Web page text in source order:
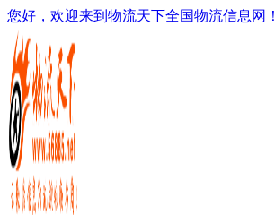
您好，欢迎来到物流天下全国物流信息网！